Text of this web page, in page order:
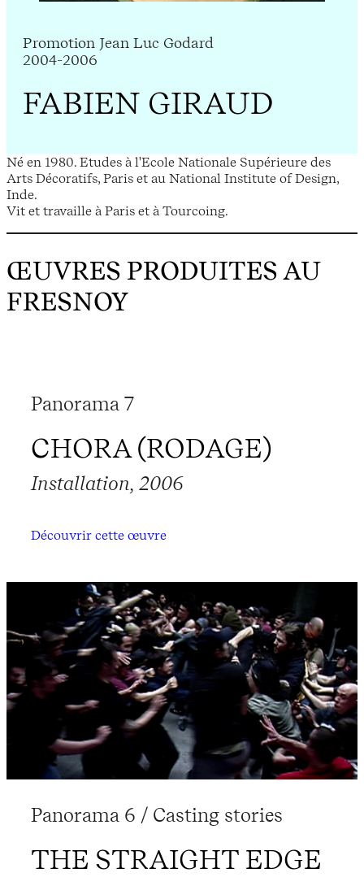
Promotion Jean Luc Godard
2004-2006
FABIEN GIRAUD
Né en 1980. Etudes à l'Ecole Nationale Supérieure des
Arts Décoratifs, Paris et au National Institute of Design,
Inde.
Vit et travaille à Paris et à Tourcoing.
ŒUVRES PRODUITES AU
FRESNOY
Panorama 7
CHORA (RODAGE)
Installation, 2006
Découvrir cette œuvre
Panorama 6 / Casting stories
THE STRAIGHT EDGE